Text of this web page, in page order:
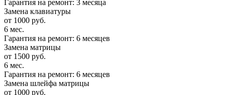
Гарантия на ремонт: 3 месяца
Замена клавиатуры
от 1000 руб.
6 мес.
Гарантия на ремонт: 6 месяцев
Замена матрицы
от 1500 руб.
6 мес.
Гарантия на ремонт: 6 месяцев
Замена шлейфа матрицы
от 1000 руб.